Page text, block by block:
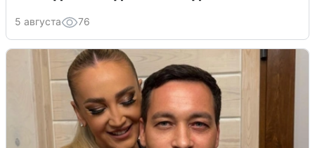
5 августа 76